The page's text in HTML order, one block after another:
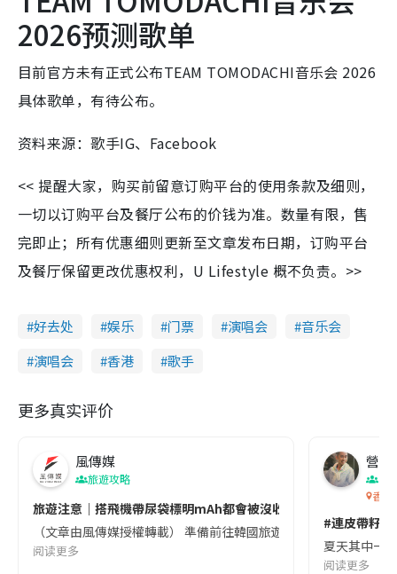
2026预测歌单
目前官方未有正式公布TEAM TOMODACHI音乐会 2026
具体歌单，有待公布。
资料来源：歌手IG、Facebook
<< 提醒大家，购买前留意订购平台的使用条款及细则，
一切以订购平台及餐厅公布的价钱为准。数量有限，售
完即止；所有优惠细则更新至文章发布日期，订购平台
及餐厅保留更改优惠权利，U Lifestyle 概不负责。>>
好去处 娱乐 门票 演唱会
音乐会
演唱会
香港 歌手
更多真实评价
風傳媒
旅遊攻略
旅遊注意｜搭飛機帶尿袋標明mAh都會被沒收😱出發前切記檢查
（文章由風傳媒授權轉載） 準備前往韓國旅遊的民眾，近期要
阅读更多
營養
香港
#連皮帶籽
夏天其中一
阅读更多